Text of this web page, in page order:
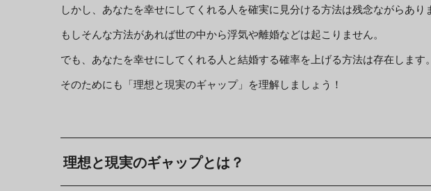
しかし、あなたを幸せにしてくれる人を確実に見分ける方法は残念ながらあり
もしそんな方法があれば世の中から浮気や離婚などは起こりません。
でも、あなたを幸せにしてくれる人と結婚する確率を上げる方法は存在します。
そのためにも「理想と現実のギャップ」を理解しましょう！
理想と現実のギャップとは？